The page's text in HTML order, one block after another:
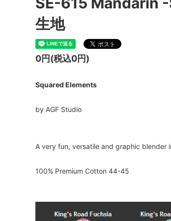
生地
0円(税込0円)
Squared Elements
by AGF Studio
A very fun, versatile and graphic
100% Premium Cotton 44-45